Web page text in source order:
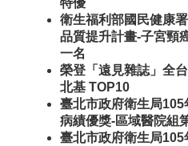
衛生福利部國民健康
品質提升計畫-子宮頸
一名
榮登「遠見雜誌」全
北基 TOP10
臺北市政府衛生局
病績優獎-區域醫院組
臺北市政府衛生局